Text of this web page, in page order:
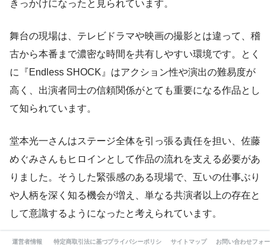
きっかけになったと見られています。
舞台の現場は、テレビドラマや映画の撮影とは違って、稽
古から本番まで濃密な時間を共有しやすい環境です。とく
に『Endless SHOCK』はアクション性や演出の難易度が
高く、出演者同士の信頼関係がとても重要になる作品とし
て知られています。
堂本光一さんはステージ全体を引っ張る責任を担い、佐藤
めぐみさんもヒロインとして作品の流れを支える必要があ
りました。そうした緊張感のある現場で、互いの仕事ぶり
や人柄を深く知る機会が増え、単なる共演者以上の存在と
して意識するようになったと考えられています。
その後の報道では、共演をきっかけに関係が深まり、やが
運営者情報 特定商取引法に基づく表記プライバシーポリシー サイトマップ お問い合わせフォ